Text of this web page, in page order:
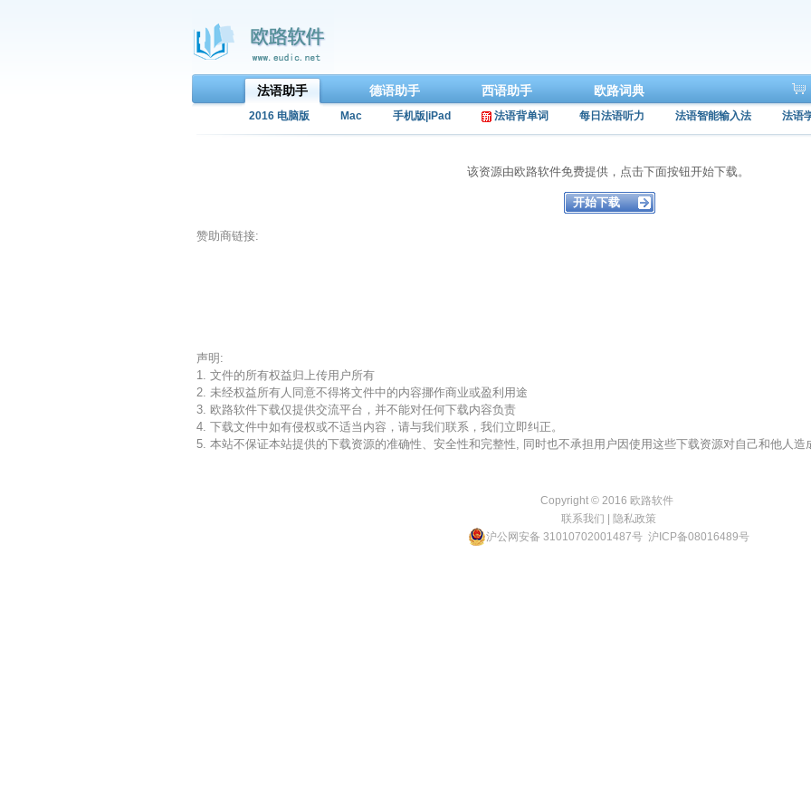
法语助手 德语助手 西语助手 欧路词典
2016 电脑版 Mac 手机版|iPad 法语背单词 每日法语听力 法语智能输入法 法语
该资源由欧路软件免费提供，点击下面按钮开始下载。
赞助商链接:
声明:
1. 文件的所有权益归上传用户所有
2. 未经权益所有人同意不得将文件中的内容挪作商业或盈利用途
3. 欧路软件下载仅提供交流平台，并不能对任何下载内容负责
4. 下载文件中如有侵权或不适当内容，请与我们联系，我们立即纠正。
5. 本站不保证本站提供的下载资源的准确性、安全性和完整性, 同时也不承担用户因使用这些下载资源对自己和他人造
Copyright © 2016 欧路软件
联系我们
隐私政策
沪公网安备 31010702001487号 沪ICP备08016489号